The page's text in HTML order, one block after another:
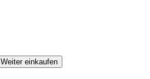
Weiter einkaufen